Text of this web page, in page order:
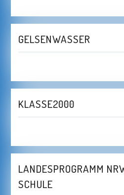
GELSENWASSER
KLASSE2000
LANDESPROGRAMM
SCHULE